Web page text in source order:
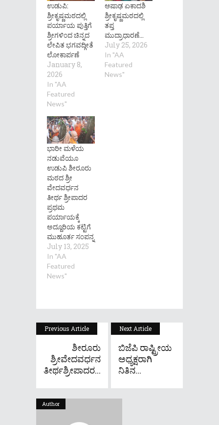
ಉಡುಪಿ:
ಶ್ರೀಕೃಷ್ಣಮಠದಲ್ಲಿ
ಪರ್ಯಾಯ ಪುತ್ತಿಗೆ
ಶ್ರೀಗಳಿ೦ದ ಚಿನ್ನದ
ಲೇಪಿತ ಭಗವದ್ಗೀತೆ
ಲೋಕಾರ್ಪಣೆ
January 8,
2026
In "AA
Featured
News"
ಆಷಾಢ ಏಕಾದಶಿ
ಶ್ರೀಕೃಷ್ಣಮಠದಲ್ಲಿ
ತಪ್ತ
ಮುದ್ರಾಧಾರಣೆ…
July 25, 2026
In "AA
Featured
News"
ಭಾರೀ ಮಳೆಯ
ನಡುವೆಯೂ
ಉಡುಪಿ ಶೀರೂರು
ಮಠದ ಶ್ರೀ
ವೇದವರ್ಧನ
ತೀರ್ಥ ಶ್ರೀಪಾದರ
ಪ್ರಥಮ
ಪರ್ಯಾಯಕ್ಕೆ
ಅದ್ದೂರಿಯ ಕಟ್ಟಿಗೆ
ಮುಹೂರ್ತ ಸ೦ಪನ್ನ
July 13, 2025
In "AA
Featured
News"
Previous Article
ಶೀರೂರು
ಶ್ರೀವೇದವರ್ಧನ
ತೀರ್ಥಶ್ರೀಪಾದರ...
Next Article
ಬಿಜೆಪಿ ರಾಷ್ಟ್ರೀಯ
ಅಧ್ಯಕ್ಷರಾಗಿ
ನಿತಿನ...
Author